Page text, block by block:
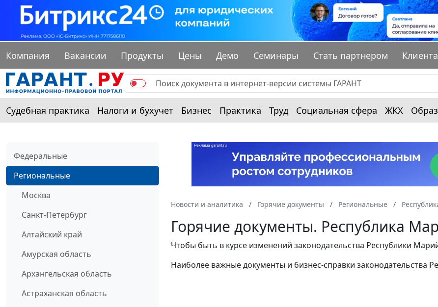
Компания Вакансии Продукты Цены Демо Семинары Стать партнером
Судебная практика Налоги и бухучет Бизнес Практика Труд Социальная сфера ЖКХ
Федеральные
Региональные
Москва
Санкт-Петербург
Алтайский край
Амурская область
Архангельская область
Астраханская область
Новости и аналитика Горячие документы Региональные
Горячие документы. Республика
Чтобы быть в курсе изменений законодательства Республики
Наиболее важные документы и бизнес-справки законодательства